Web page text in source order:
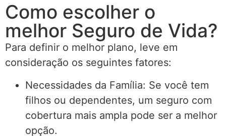
Como escolher o
melhor Seguro de Vida?
Para definir o melhor plano, leve em
consideração os seguintes fatores:
Necessidades da Família: Se você tem
filhos ou dependentes, um seguro com
cobertura mais ampla pode ser a melhor
opção.